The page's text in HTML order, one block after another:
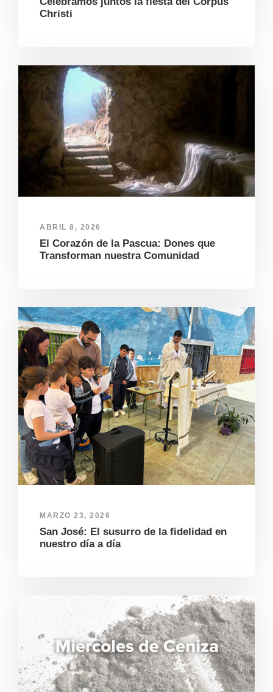
Christi
ABRIL 8, 2026
El Corazón de la Pascua: Dones que
Transforman nuestra Comunidad
MARZO 23, 2026
San José: El susurro de la fidelidad en
nuestro día a día